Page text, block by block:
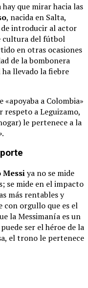
que mirar hacia las
, nacida en Salta,
de introducir al actor
del fútbol
en otras ocasiones
de la bombonera
llevado la fiebre
«apoyaba a Colombia»
a Leguizamo,
le pertenece a la
.
Messiya no se mide
se mide en el impacto
más rentables y
con orgullo que es el
la Messimanía es un
ser el héroe de la
el trono le pertenece